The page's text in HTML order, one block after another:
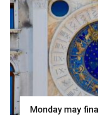
Monday may